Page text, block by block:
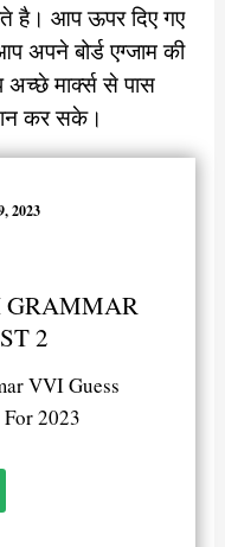
है। आप ऊपर दिए गए
अपने बोर्ड एग्जाम की
मार्क्स से पास
कर सके।
2023
GRAMMAR
2
VVI Guess
2023